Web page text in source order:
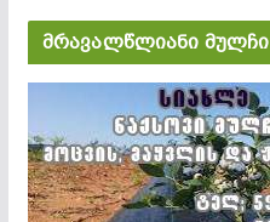
მრავალწლიანი მულჩი